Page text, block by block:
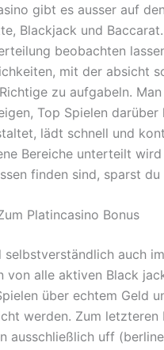
gibt es ausser auf
Blackjack und
beobachten
mit der absicht
zu aufgabeln.
Top Spielen
lädt schnell und
Bereiche unterteilt
finden sind, sparst
Platincasino Bonus
selbstverständlich auch
von alle aktiven Black
über echtem Geld
werden. Zum
ausschließlich uff